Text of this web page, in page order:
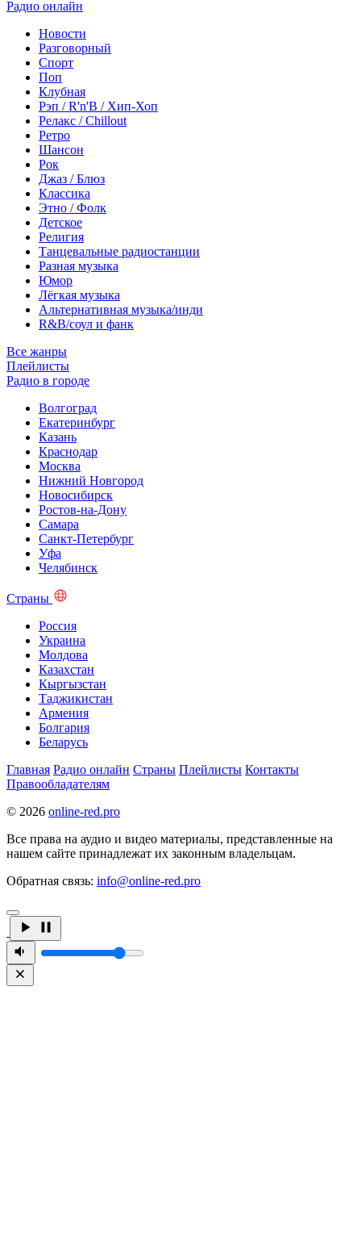
Радио онлайн
Новости
Разговорный
Спорт
Поп
Клубная
Рэп / R'n'B / Хип-Хоп
Релакс / Chillout
Ретро
Шансон
Рок
Джаз / Блюз
Классика
Этно / Фолк
Детское
Религия
Танцевальные радиостанции
Разная музыка
Юмор
Лёгкая музыка
Альтернативная музыка/инди
R&B/cоул и фанк
Все жанры
Плейлисты
Радио в городе
Волгоград
Екатеринбург
Казань
Краснодар
Москва
Нижний Новгород
Новосибирск
Ростов-на-Дону
Самара
Санкт-Петербург
Уфа
Челябинск
Страны
Россия
Украина
Молдова
Казахстан
Кыргызстан
Таджикистан
Армения
Болгария
Беларусь
Главная Радио онлайн Страны Плейлисты Контакты
Правообладателям
© 2026 online-red.pro
Все права на аудио и видео материалы, представленные на
нашем сайте принадлежат их законным владельцам.
Обратная связь: info@online-red.pro